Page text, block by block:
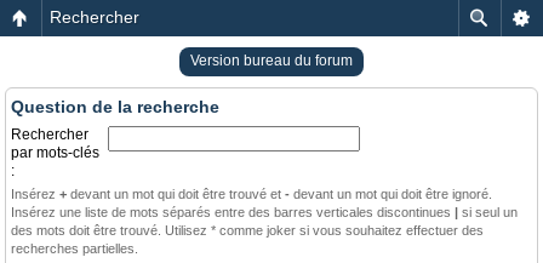
Rechercher
Version bureau du forum
Question de la recherche
Rechercher
par mots-clés
:
Insérez + devant un mot qui doit être trouvé et - devant un mot qui doit être ignoré.
Insérez une liste de mots séparés entre des barres verticales discontinues | si seul un
des mots doit être trouvé. Utilisez * comme joker si vous souhaitez effectuer des
recherches partielles.